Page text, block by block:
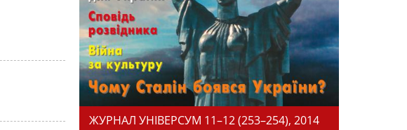
ЖУРНАЛ УНІВЕРСУМ 11–12 (253–254), 2014